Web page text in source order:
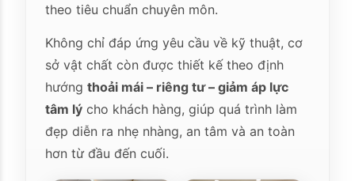
theo tiêu chuẩn chuyên môn.
Không chỉ đáp ứng yêu cầu về kỹ thuật, cơ
sở vật chất còn được thiết kế theo định
hướngthoải mái – riêng tư – giảm áp lực
tâm lý cho khách hàng, giúp quá trình làm
đẹp diễn ra nhẹ nhàng, an tâm và an toàn
hơn từ đầu đến cuối.